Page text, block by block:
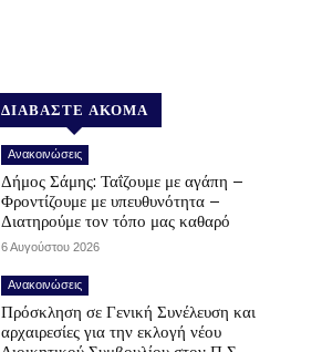
ΔΙΑΒΑΣΤΕ ΑΚΟΜΑ
Ανακοινώσεις
Δήμος Σάμης: Ταΐζουμε με αγάπη –
Φροντίζουμε με υπευθυνότητα –
Διατηρούμε τον τόπο μας καθαρό
6 Αυγούστου 2026
Ανακοινώσεις
Πρόσκληση σε Γενική Συνέλευση και
αρχαιρεσίες για την εκλογή νέου